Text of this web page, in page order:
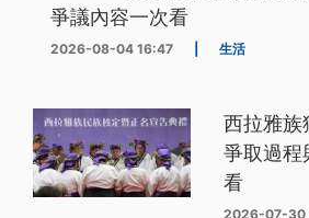
爭議內容一次看
2026-08-04 16:47 生活
西拉雅族
爭取過程
看
2026-07-30